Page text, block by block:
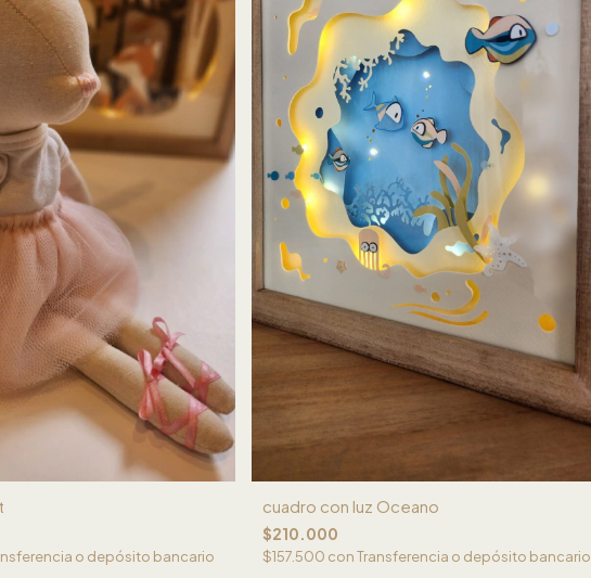
o depósito bancario
cuadro con luz Oceano
$210.000
$157.500 conTransferencia o depósito bancario